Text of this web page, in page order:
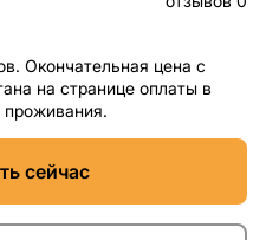
Окончательная цена с
на странице оплаты в
проживания.
сейчас